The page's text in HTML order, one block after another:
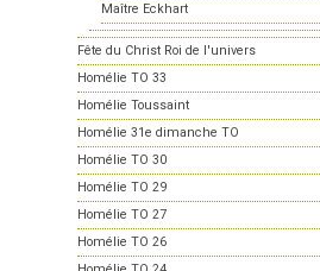
Maître Eckhart
Fête du Christ Roi de l'univers
Homélie TO 33
Homélie Toussaint
Homélie 31e dimanche TO
Homélie TO 30
Homélie TO 29
Homélie TO 27
Homélie TO 26